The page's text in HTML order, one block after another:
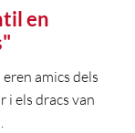
en
amics dels
i els dracs van